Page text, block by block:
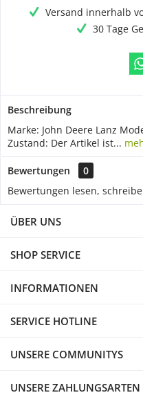
Versand innerhalb
30 Tage
Beschreibung
Marke: John Deere Lanz
Zustand: Der Artikel ist...
Bewertungen
0
Bewertungen lesen,
ÜBER UNS
SHOP SERVICE
INFORMATIONEN
SERVICE HOTLINE
UNSERE COMMUNITYS
UNSERE ZAHLUNGSARTEN